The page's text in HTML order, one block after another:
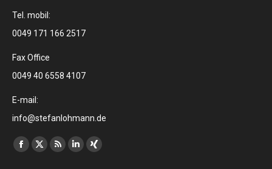
Tel. mobil:
0049 171 166 2517
Fax Office
0049 40 6558 4107
E-mail:
info@stefanlohmann.de
Finden Sie uns auf:
Facebook
X
RSSLinkedin
XING